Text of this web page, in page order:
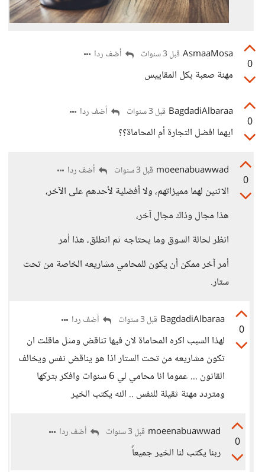
0
AsmaaMosa قبل 3 سنوات أضف ردا
مهنة صعبة بكل المقاييس
0
BagdadiAlbaraa قبل 3 سنوات أضف ردا
ايهما افضل التجارة أم المحاماة؟؟
0
moeenabuawwad قبل 3 سنوات أضف ردا
الاثنين لهما مميزاتهم، ولا أفضلية لأحدهم على الآخر،
هذا مجال وذاك مجال آخر،
انظر لحالة السوق وما يحتاجه ثم انطلق، هذا أمر
أمر آخر ممكن أن يكون للمحامي مشاريعه الخاصة من تحت
ستار.
0
BagdadiAlbaraa قبل 3 سنوات أضف ردا
لهذا السبب اكره المحاماة لان فيها تناقض ومثل ماقلت ان
تكون مشاريعه من تحت الستار اذا هو يناقض نفس ويخالف
القانون ... عموما انا محامي لي 6 سنوات وافكر بتركها
ومتردد مهنة ثقيلة للنفس .. الله يكتب الخير
0
moeenabuawwad قبل 3 سنوات أضف ردا
ربنا يكتب لنا الخير جميعاً